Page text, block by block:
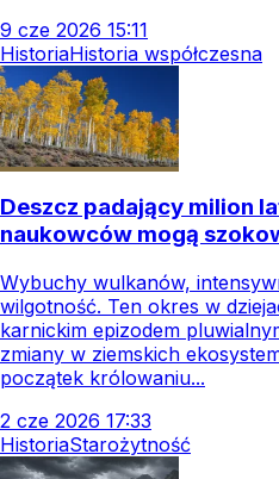
9 cze 2026 15:11
HistoriaHistoria współczesna
Deszcz padający milion
naukowców mogą
Wybuchy wulkanów,
wilgotność. Ten okres w
karnickim epizodem
zmiany w ziemskich
początek królowaniu...
2 cze 2026 17:33
HistoriaStarożytność